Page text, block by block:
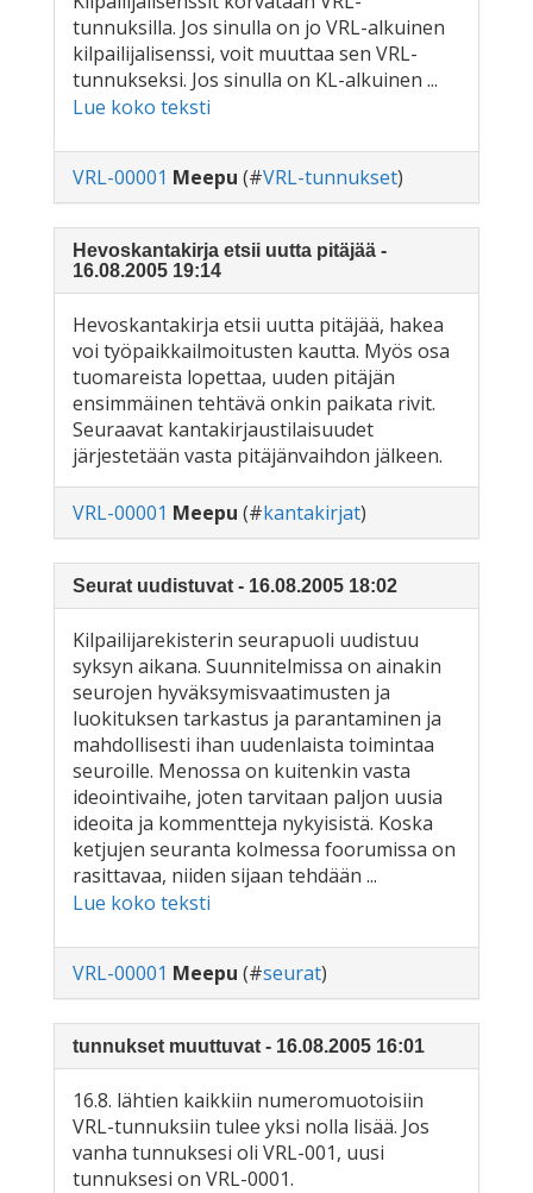
tunnuksilla. Jos sinulla on jo VRL-alkuinen
kilpailijalisenssi, voit muuttaa sen VRL-
tunnukseksi. Jos sinulla on KL-alkuinen ...
Lue koko teksti
VRL-00001 Meepu (#VRL-tunnukset)
Hevoskantakirja etsii uutta pitäjää -
16.08.2005 19:14
Hevoskantakirja etsii uutta pitäjää, hakea
voi työpaikkailmoitusten kautta. Myös osa
tuomareista lopettaa, uuden pitäjän
ensimmäinen tehtävä onkin paikata rivit.
Seuraavat kantakirjaustilaisuudet
järjestetään vasta pitäjänvaihdon jälkeen.
VRL-00001 Meepu (#kantakirjat)
Seurat uudistuvat - 16.08.2005 18:02
Kilpailijarekisterin seurapuoli uudistuu
syksyn aikana. Suunnitelmissa on ainakin
seurojen hyväksymisvaatimusten ja
luokituksen tarkastus ja parantaminen ja
mahdollisesti ihan uudenlaista toimintaa
seuroille. Menossa on kuitenkin vasta
ideointivaihe, joten tarvitaan paljon uusia
ideoita ja kommentteja nykyisistä. Koska
ketjujen seuranta kolmessa foorumissa on
rasittavaa, niiden sijaan tehdään ...
Lue koko teksti
VRL-00001 Meepu (#seurat)
tunnukset muuttuvat - 16.08.2005 16:01
16.8. lähtien kaikkiin numeromuotoisiin
VRL-tunnuksiin tulee yksi nolla lisää. Jos
vanha tunnuksesi oli VRL-001, uusi
tunnuksesi on VRL-0001.